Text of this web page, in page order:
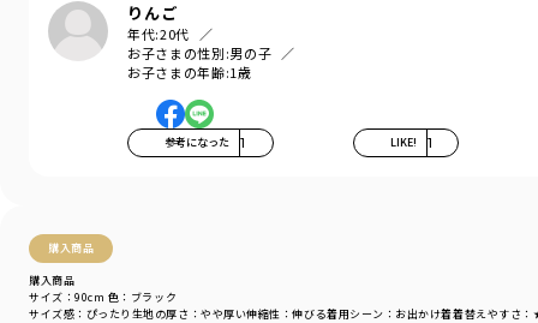
りんご
年代:20代
お子さまの性別:男の子
お子さまの年齢:1歳
参考になった 1 LIKE! 1
購入商品
購入商品
サイズ感 ：ぴったり 生地の厚さ ：やや厚い伸縮性 ：伸びる着用シーン ：お出かけ着着替えやすさ
サイズ：90cm 色：ブラック